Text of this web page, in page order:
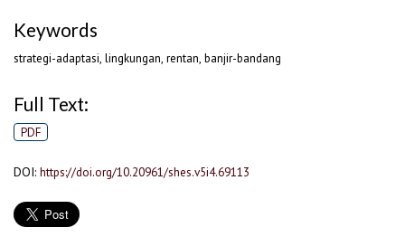
Keywords
strategi-adaptasi, lingkungan, rentan, banjir-bandang
Full Text:
PDF
DOI: https://doi.org/10.20961/shes.v5i4.69113